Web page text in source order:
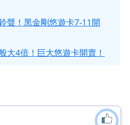
聲！黑金剛悠遊卡7-11開
大4倍！巨大悠遊卡開賣！